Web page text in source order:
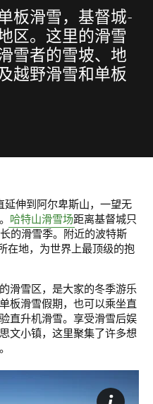
板滑雪，基督城-
区。这里的滑雪
雪者的雪坡、地
越野滑雪和单板
延伸到阿尔卑斯山，一望无
哈特山滑雪场距离基督城只
的滑雪季。附近的波特斯
在地，为世界上最顶级的抱
滑雪区，是大家的冬季游乐
板滑雪假期，也可以乘坐直
直升机滑雪。享受滑雪后娱
文小镇，这里聚集了许多想